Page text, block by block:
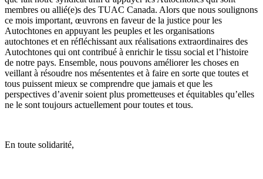
membres ou allié(e)s des TUAC Canada. Alors que nous soulignons
ce mois important, œuvrons en faveur de la justice pour les
Autochtones en appuyant les peuples et les organisations
autochtones et en réfléchissant aux réalisations extraordinaires des
Autochtones qui ont contribué à enrichir le tissu social et l’histoire
de notre pays. Ensemble, nous pouvons améliorer les choses en
veillant à résoudre nos mésententes et à faire en sorte que toutes et
tous puissent mieux se comprendre que jamais et que les
perspectives d’avenir soient plus prometteuses et équitables qu’elles
ne le sont toujours actuellement pour toutes et tous.
En toute solidarité,